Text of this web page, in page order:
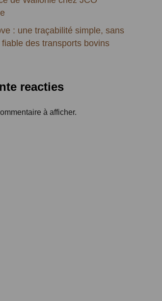
: une traçabilité simple, sans
des transports bovins
reacties
à afficher.